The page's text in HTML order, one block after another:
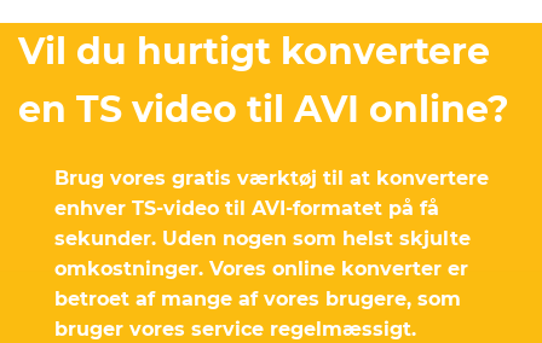
Vil du hurtigt konvertere
en TS video til AVI online?
Brug vores gratis værktøj til at konvertere
enhver TS-video til AVI-formatet på få
sekunder. Uden nogen som helst skjulte
omkostninger. Vores online konverter er
betroet af mange af vores brugere, som
bruger vores service regelmæssigt.